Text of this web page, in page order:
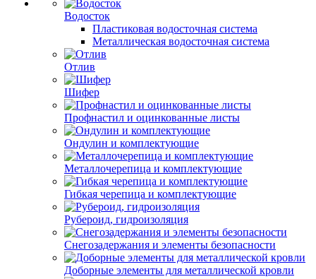
Водосток
Пластиковая водосточная система
Металлическая водосточная система
Отлив
Шифер
Профнастил и оцинкованные листы
Ондулин и комплектующие
Металлочерепица и комплектующие
Гибкая черепица и комплектующие
Рубероид, гидроизоляция
Снегозадержания и элементы безопасности
Доборные элементы для металлической кровли